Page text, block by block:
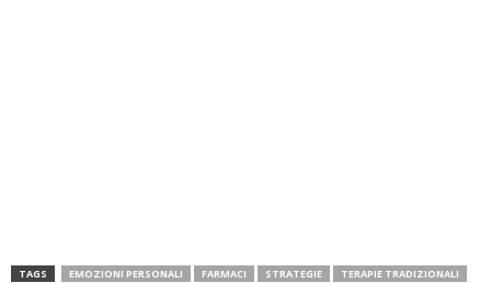
TAGS EMOZIONI PERSONALI FARMACI STRATEGIE TERAPIE TRADIZIONALI